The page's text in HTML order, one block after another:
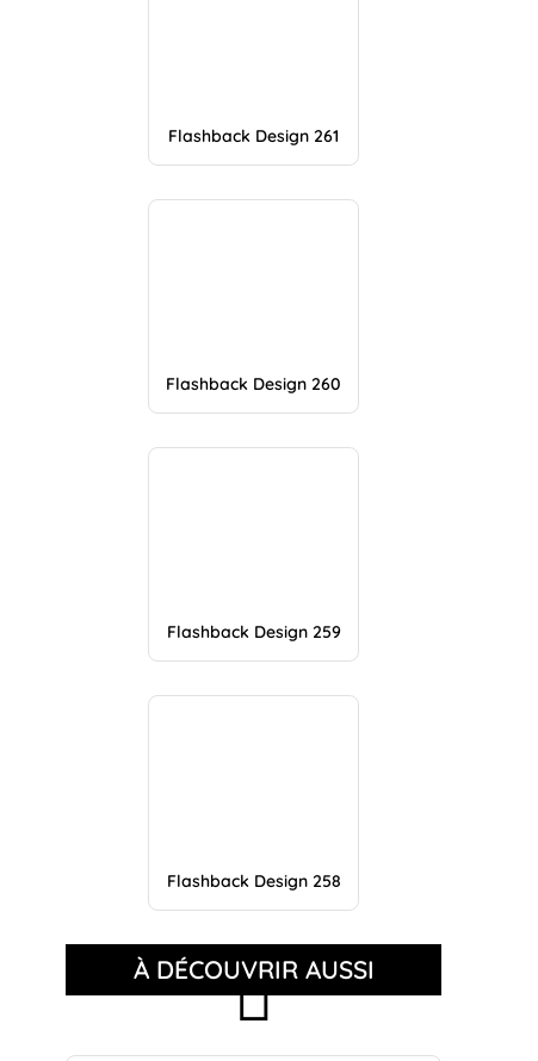
Flashback Design 261
Flashback Design 260
Flashback Design 259
Flashback Design 258
À DÉCOUVRIR AUSSI